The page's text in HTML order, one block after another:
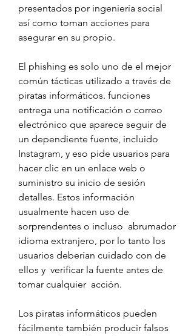
presentados por ingeniería social
así como toman acciones para
asegurar en su propio.
El phishing es solo uno de el mejor
común tácticas utilizado a través de
piratas informáticos. funciones
entrega una notificación o correo
electrónico que aparece seguir de
un dependiente fuente, incluido
Instagram, y eso pide usuarios para
hacer clic en un enlace web o
suministro su inicio de sesión
detalles. Estos información
usualmente hacen uso de
sorprendentes o incluso  abrumador
idioma extranjero, por lo tanto los
usuarios deberían cuidado con de
ellos y  verificar la fuente antes de
tomar cualquier  acción.
Los piratas informáticos pueden
fácilmente también producir falsos